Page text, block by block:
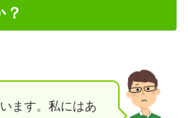
ます。私にはあ